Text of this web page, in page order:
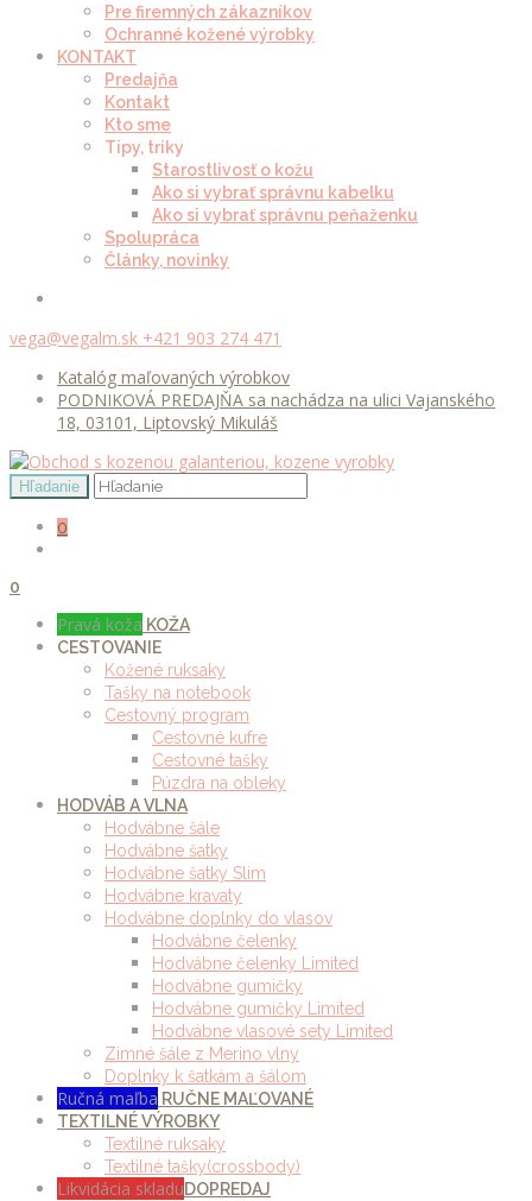
Pre firemných zákazníkov
Ochranné kožené výrobky
KONTAKT
Predajňa
Kontakt
Kto sme
Tipy, triky
Starostlivosť o kožu
Ako si vybrať správnu kabelku
Ako si vybrať správnu peňaženku
Spolupráca
Články, novinky
vega@vegalm.sk +421 903 274 471
Katalóg maľovaných výrobkov
PODNIKOVÁ PREDAJŇA sa nachádza na ulici Vajanského
18, 03101, Liptovský Mikuláš
0
0
Pravá koža KOŽA
CESTOVANIE
Kožené ruksaky
Tašky na notebook
Cestovný program
Cestovné kufre
Cestovné tašky
Púzdra na obleky
HODVÁB A VLNA
Hodvábne šále
Hodvábne šatky
Hodvábne šatky Slim
Hodvábne kravaty
Hodvábne doplnky do vlasov
Hodvábne čelenky
Hodvábne čelenky Limited
Hodvábne gumičky
Hodvábne gumičky Limited
Hodvábne vlasové sety Limited
Zimné šále z Merino vlny
Doplnky k šatkám a šálom
Ručná maľba RUČNE MAĽOVANÉ
TEXTILNÉ VÝROBKY
Textilné ruksaky
Textilné tašky(crossbody)
Likvidácia skladuDOPREDAJ